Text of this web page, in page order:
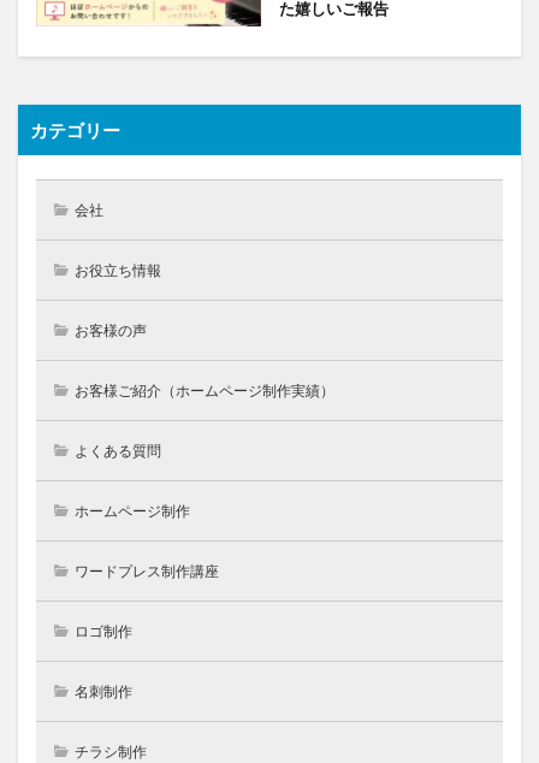
た嬉しいご報告
カテゴリー
会社
お役立ち情報
お客様の声
お客様ご紹介（ホームページ制作実績）
よくある質問
ホームページ制作
ワードプレス制作講座
ロゴ制作
名刺制作
チラシ制作